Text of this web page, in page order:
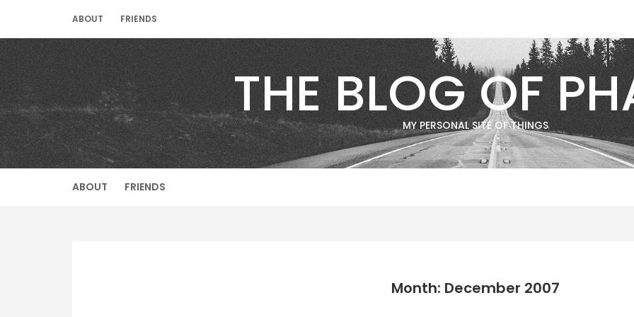
content
ABOUT FRIENDS
THE BLOG OF
MY PERSONAL SITE OF THINGS
ABOUT FRIENDS
Month: December 2007